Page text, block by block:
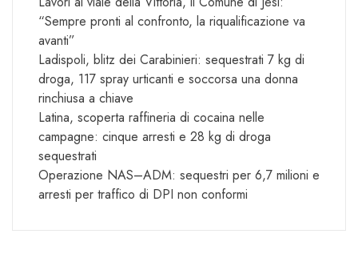
“Sempre pronti al confronto, la riqualificazione va
avanti”
Ladispoli, blitz dei Carabinieri: sequestrati 7 kg di
droga, 117 spray urticanti e soccorsa una donna
rinchiusa a chiave
Latina, scoperta raffineria di cocaina nelle
campagne: cinque arresti e 28 kg di droga
sequestrati
Operazione NAS–ADM: sequestri per 6,7 milioni e
arresti per traffico di DPI non conformi